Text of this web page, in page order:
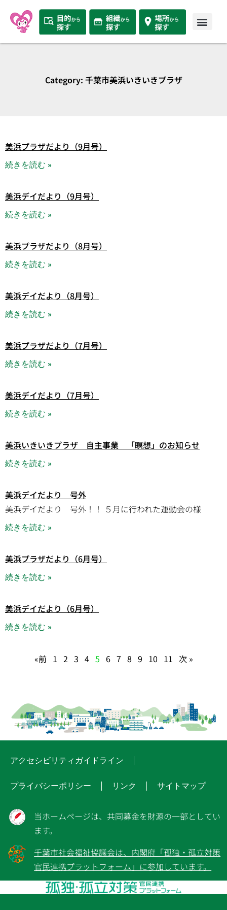
Category: 千葉市美浜いきいきプラザ
美浜プラザだより（9月号）
続きを読む »
美浜デイだより（9月号）
続きを読む »
美浜プラザだより（8月号）
続きを読む »
美浜デイだより（8月号）
続きを読む »
美浜プラザだより（7月号）
続きを読む »
美浜デイだより（7月号）
続きを読む »
美浜いきいきプラザ 自主事業 「瞑想」のお知らせ
続きを読む »
美浜デイだより 号外
美浜デイだより 号外！！ ５月に行われた運動会の様
続きを読む »
美浜プラザだより（6月号）
続きを読む »
美浜デイだより（6月号）
続きを読む »
«前 1 2 3 4 5 6 7 8 9 10 11 次 »
アクセシビリティガイドライン
プライバシーポリシー リンク サイトマップ
当ホームページは、共同募金を財源の一部としてい
ます。
千葉市社会福祉協議会は、内閣府「孤独・孤立対策
官民連携プラットフォーム」に参加しています。